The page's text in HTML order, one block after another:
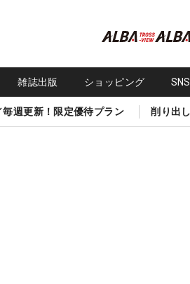
雑誌出版 ショッピング
毎週更新！限定優待プラン 削り出